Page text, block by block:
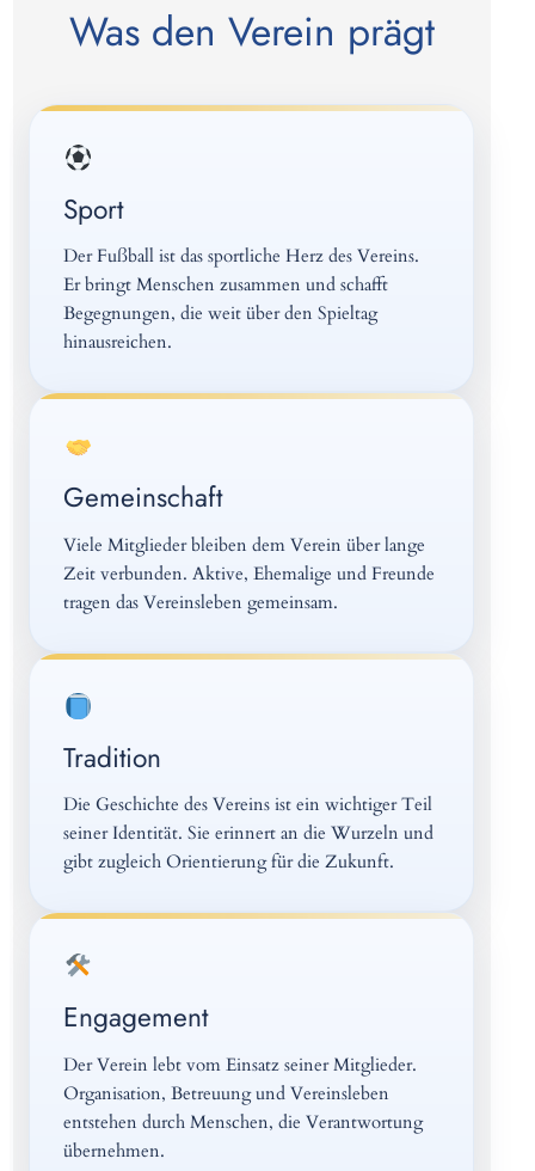
Was den Verein prägt
Sport
Der Fußball ist das sportliche Herz des Vereins.
Er bringt Menschen zusammen und schafft
Begegnungen, die weit über den Spieltag
hinausreichen.
Gemeinschaft
Viele Mitglieder bleiben dem Verein über lange
Zeit verbunden. Aktive, Ehemalige und Freunde
tragen das Vereinsleben gemeinsam.
Tradition
Die Geschichte des Vereins ist ein wichtiger Teil
seiner Identität. Sie erinnert an die Wurzeln und
gibt zugleich Orientierung für die Zukunft.
Engagement
Der Verein lebt vom Einsatz seiner Mitglieder.
Organisation, Betreuung und Vereinsleben
entstehen durch Menschen, die Verantwortung
übernehmen.